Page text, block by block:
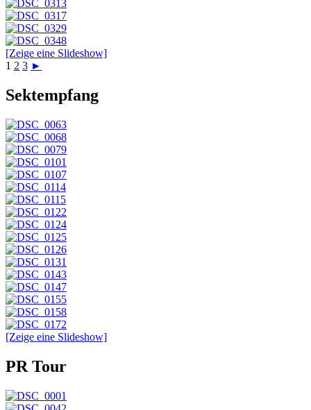
[Zeige eine Slideshow]
1 2 3 ►
Sektempfang
[Zeige eine Slideshow]
PR Tour